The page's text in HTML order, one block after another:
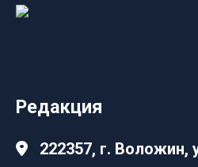
Редакция
222357, г. Воложин,